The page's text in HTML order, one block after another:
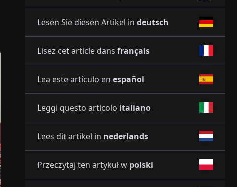
Lesen Sie diesen Artikel in deutsch
Lisez cet article dans français
Lea este artículo en español
Leggi questo articolo italiano
Lees dit artikel in nederlands
Przeczytaj ten artykuł w polski